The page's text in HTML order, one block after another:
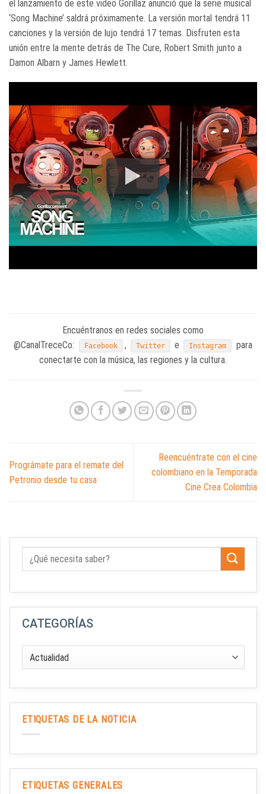
el lanzamiento de este video Gorillaz anunció que la serie musical
‘Song Machine’ saldrá próximamente. La versión mortal tendrá 11
canciones y la versión de lujo tendrá 17 temas. Disfruten esta
unión entre la mente detrás de The Cure, Robert Smith junto a
Damon Albarn y James Hewlett.
Encuéntranos en redes sociales como
@CanalTreceCo:
Facebook , Twitter e Instagram
para
conectarte con la música, las regiones y la cultura.
Prográmate para el remate del
Petronio desde tu casa
Reencuéntrate con el cine
colombiano en la Temporada
Cine Crea Colombia
CATEGORÍAS
ETIQUETAS DE LA NOTICIA
ETIQUETAS GENERALES